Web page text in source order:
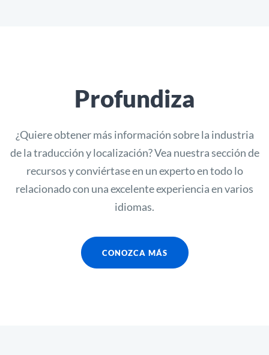
Profundiza
¿Quiere obtener más información sobre la industria
de la traducción y localización? Vea nuestra sección de
recursos y conviértase en un experto en todo lo
relacionado con una excelente experiencia en varios
idiomas.
CONOZCA MÁS